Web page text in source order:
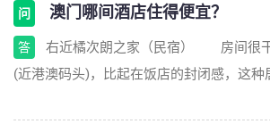
问 澳门哪间酒店住得便宜？
答
右近橘次朗之家（民宿） 房间很
(近港澳码头)，比起在饭店的封闭感，这种